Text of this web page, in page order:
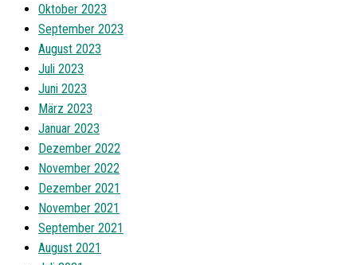
Oktober 2023
September 2023
August 2023
Juli 2023
Juni 2023
März 2023
Januar 2023
Dezember 2022
November 2022
Dezember 2021
November 2021
September 2021
August 2021